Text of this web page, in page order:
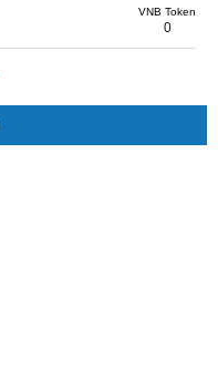
VNB Token
0